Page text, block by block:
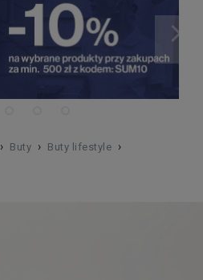
› Buty › Buty lifestyle ›